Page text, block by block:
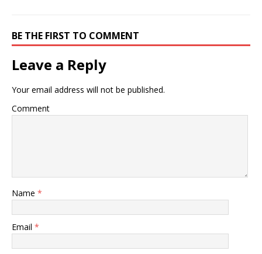
BE THE FIRST TO COMMENT
Leave a Reply
Your email address will not be published.
Comment
Name *
Email *